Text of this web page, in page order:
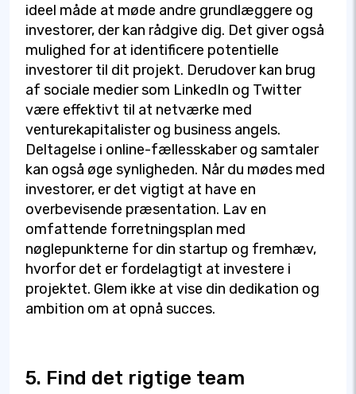
ideel måde at møde andre grundlæggere og
investorer, der kan rådgive dig. Det giver også
mulighed for at identificere potentielle
investorer til dit projekt. Derudover kan brug
af sociale medier som LinkedIn og Twitter
være effektivt til at netværke med
venturekapitalister og business angels.
Deltagelse i online-fællesskaber og samtaler
kan også øge synligheden. Når du mødes med
investorer, er det vigtigt at have en
overbevisende præsentation. Lav en
omfattende forretningsplan med
nøglepunkterne for din startup og fremhæv,
hvorfor det er fordelagtigt at investere i
projektet. Glem ikke at vise din dedikation og
ambition om at opnå succes.
5. Find det rigtige team